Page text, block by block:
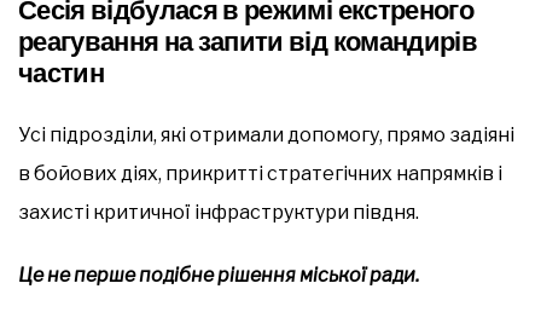
Сесія відбулася в режиміекстреного
реагуванняна запити від командирів
частин
Усі підрозділи, які отримали допомогу, прямо задіяні
в бойових діях, прикритті стратегічних напрямків і
захисті критичної інфраструктури півдня.
Це не перше подібне рішення міської ради.